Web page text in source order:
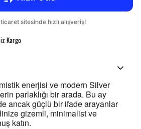
Kargo
enerjisi ve modern Silver
parlaklığı bir arada. Bu ay
ancak güçlü bir ifade arayanlar
gizemli, minimalist ve
katın.